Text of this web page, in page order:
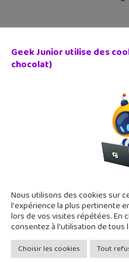
du Pictionary
comme un moyen de
pointe son museau :
Geek Junior utilise des
chocolat)
Nous utilisons des cookies sur
l'expérience la plus pertinente
lors de vos visites répétées. En
consentez à l'utilisation de tous
Choisir les cookies Tout